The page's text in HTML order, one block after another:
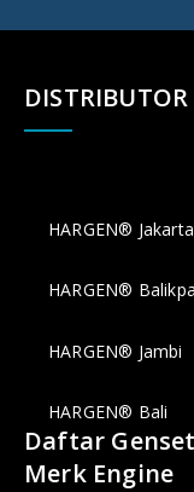
HARGEN® Jakarta
HARGEN®
HARGEN® Jambi
HARGEN® Bali
Daftar
Merk Engine